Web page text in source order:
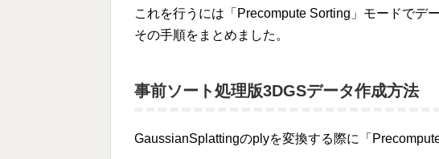
これを行うには「Precompute Sorting」モードでデ
その手順をまとめました。
事前ソート処理版3DGSデータ作成方法
GaussianSplattingのplyを変換する際に「